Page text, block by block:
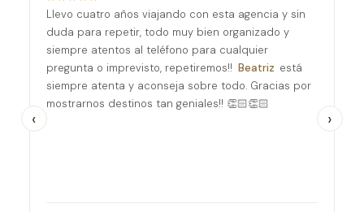
‹
Llevo cuatro años viajando con esta agencia y sin
duda para repetir, todo muy bien organizado y
siempre atentos al teléfono para cualquier
pregunta o imprevisto, repetiremos!! Beatriz está
siempre atenta y aconseja sobre todo. Gracias por
mostrarnos destinos tan geniales!! 👏🏻👏🏻
›